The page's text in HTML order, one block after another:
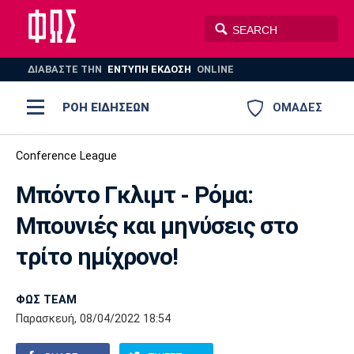
ΔΙΑΒΑΣΤΕ THN ΕΝΤΥΠΗ ΕΚΔΟΣΗ ONLINE
ΟΜΑΔΕΣ
ΡΟΗ ΕΙΔΗΣΕΩΝ
ΠΟΔΟΣΦΑΙΡΟ
AUTO-MOTO PLUS
Ποδόσφαιρο
Super League 1
Super League 2
Ελλάδα
Μπάσκετ
Ελλάδα
EuroLeague
Ολυμπιακοί Αγώνες
Πόλο
Ολυμπιακός ΑΕΚ ΠΑΟΚ
Παναθηναϊκός Ατρόμητος
Conference League
Μπόντο Γκλιμτ - Ρόμα:
Μπουνιές και μηνύσεις στο
τρίτο ημίχρονο!
ΦΩΣ TEAM
Παρασκευή, 08/04/2022 18:54